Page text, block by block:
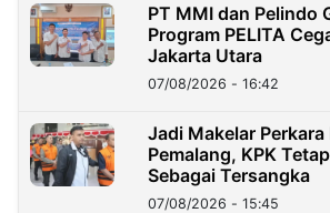
PT MMI dan Pelindo
Program PELITA
Jakarta Utara
07/08/2026 - 16:42
Jadi Makelar
Pemalang, KPK
Sebagai Tersangka
07/08/2026 - 15:45